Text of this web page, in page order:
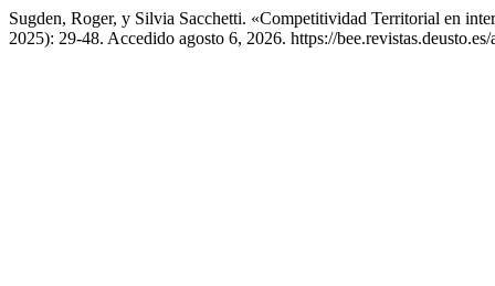
Sugden, Roger, y Silvia Sacchetti. «Competitividad Territorial en
2025): 29-48. Accedido agosto 6, 2026. https://